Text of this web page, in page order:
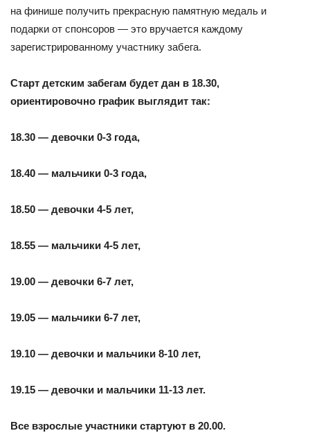
на финише получить прекрасную памятную медаль и
подарки от спонсоров — это вручается каждому
зарегистрированному участнику забега.
Старт детским забегам будет дан в 18.30,
ориентировочно график выглядит так:
18.30 — девочки 0-3 года,
18.40 — мальчики 0-3 года,
18.50 — девочки 4-5 лет,
18.55 — мальчики 4-5 лет,
19.00 — девочки 6-7 лет,
19.05 — мальчики 6-7 лет,
19.10 — девочки и мальчики 8-10 лет,
19.15 — девочки и мальчики 11-13 лет.
Все взрослые участники стартуют в 20.00.